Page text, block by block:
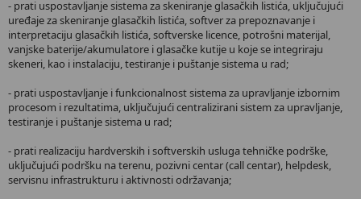
- prati uspostavljanje sistema za skeniranje glasačkih listića, uključujući
uređaje za skeniranje glasačkih listića, softver za prepoznavanje i
interpretaciju glasačkih listića, softverske licence, potrošni materijal,
vanjske baterije/akumulatore i glasačke kutije u koje se integriraju
skeneri, kao i instalaciju, testiranje i puštanje sistema u rad;
- prati uspostavljanje i funkcionalnost sistema za upravljanje izbornim
procesom i rezultatima, uključujući centralizirani sistem za upravljanje,
testiranje i puštanje sistema u rad;
- prati realizaciju hardverskih i softverskih usluga tehničke podrške,
uključujući podršku na terenu, pozivni centar (call centar), helpdesk,
servisnu infrastrukturu i aktivnosti održavanja;